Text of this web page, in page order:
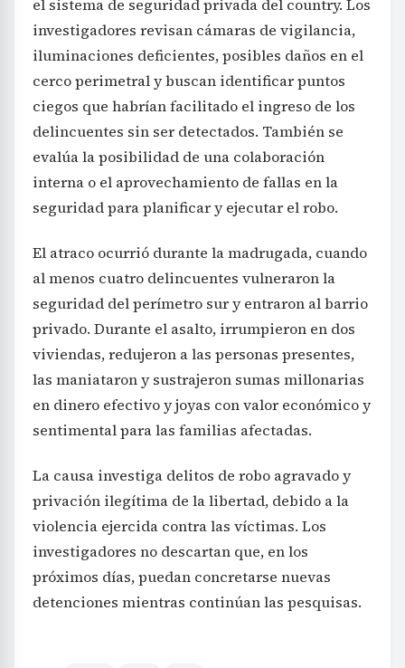
el sistema de seguridad privada del country. Los
investigadores revisan cámaras de vigilancia,
iluminaciones deficientes, posibles daños en el
cerco perimetral y buscan identificar puntos
ciegos que habrían facilitado el ingreso de los
delincuentes sin ser detectados. También se
evalúa la posibilidad de una colaboración
interna o el aprovechamiento de fallas en la
seguridad para planificar y ejecutar el robo.
El atraco ocurrió durante la madrugada, cuando
al menos cuatro delincuentes vulneraron la
seguridad del perímetro sur y entraron al barrio
privado. Durante el asalto, irrumpieron en dos
viviendas, redujeron a las personas presentes,
las maniataron y sustrajeron sumas millonarias
en dinero efectivo y joyas con valor económico y
sentimental para las familias afectadas.
La causa investiga delitos de robo agravado y
privación ilegítima de la libertad, debido a la
violencia ejercida contra las víctimas. Los
investigadores no descartan que, en los
próximos días, puedan concretarse nuevas
detenciones mientras continúan las pesquisas.